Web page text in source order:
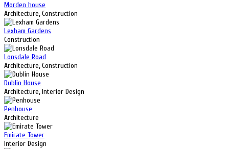
Morden house
Architecture, Construction
Lexham Gardens
Construction
Lonsdale Road
Architecture, Construction
Dublin House
Architecture, Interior Design
Penhouse
Architecture
Emirate Tower
Interior Design